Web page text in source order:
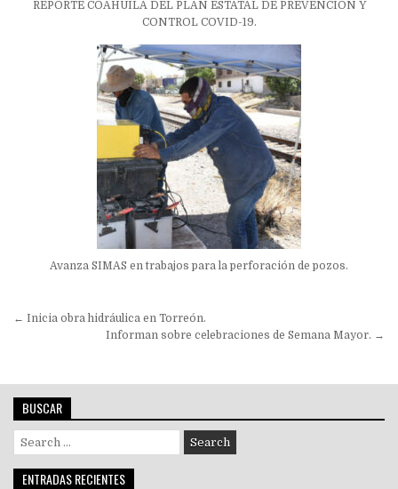
REPORTE COAHUILA DEL PLAN ESTATAL DE PREVENCIÓN Y
CONTROL COVID-19.
Avanza SIMAS en trabajos para la perforación de pozos.
Navegación
← Inicia obra hidráulica en Torreón.
Informan sobre celebraciones de Semana Mayor. →
BUSCAR
Search
for:
ENTRADAS RECIENTES